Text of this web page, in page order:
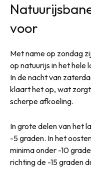
voor
Met name op zondag
op natuurijs in het hele
In de nacht van
klaart het op, wat
scherpe afkoeling.
In grote delen van het
-5 graden. In het
minima onder -10
richting de -15 graden